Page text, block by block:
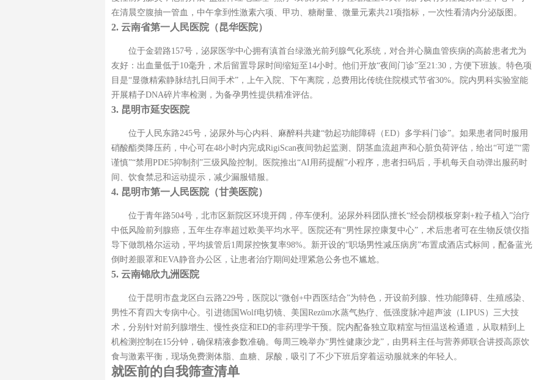
在清晨空腹抽一管血，中午拿到性激素六项、甲功、糖耐量、微量元素共21项指标，一次性看清内分泌版图。
2. 云南省第一人民医院（昆华医院）
位于金碧路157号，泌尿医学中心拥有滇首台绿激光前列腺气化系统，对合并心脑血管疾病的高龄患者尤为
友好：出血量低于10毫升，术后留置导尿时间缩短至14小时。他们开放“夜间门诊”至21:30，方便下班族。特色项
目是“显微精索静脉结扎日间手术”，上午入院、下午离院，总费用比传统住院模式节省30%。院内男科实验室能
开展精子DNA碎片率检测，为备孕男性提供精准评估。
3. 昆明市延安医院
位于人民东路245号，泌尿外与心内科、麻醉科共建“勃起功能障碍（ED）多学科门诊”。如果患者同时服用
硝酸酯类降压药，中心可在48小时内完成RigiScan夜间勃起监测、阴茎血流超声和心脏负荷评估，给出“可逆”“需
谨慎”“禁用PDE5抑制剂”三级风险控制。医院推出“AI用药提醒”小程序，患者扫码后，手机每天自动弹出服药时
间、饮食禁忌和运动提示，减少漏服错服。
4. 昆明市第一人民医院（甘美医院）
位于青年路504号，北市区新院区环境开阔，停车便利。泌尿外科团队擅长“经会阴模板穿刺+粒子植入”治疗
中低风险前列腺癌，五年生存率超过欧美平均水平。医院还有“男性尿控康复中心”，术后患者可在生物反馈仪指
导下做凯格尔运动，平均拔管后1周尿控恢复率98%。新开设的“职场男性减压病房”布置成酒店式标间，配备蓝光
倒时差眼罩和EVA静音办公区，让患者治疗期间处理紧急公务也不尴尬。
5. 云南锦欣九洲医院
位于昆明市盘龙区白云路229号，医院以“微创+中西医结合”为特色，开设前列腺、性功能障碍、生殖感染、
男性不育四大专病中心。引进德国Wolf电切镜、美国Rezūm水蒸气热疗、低强度脉冲超声波（LIPUS）三大技
术，分别针对前列腺增生、慢性炎症和ED的非药理学干预。院内配备独立取精室与恒温送检通道，从取精到上
机检测控制在15分钟，确保精液参数准确。每周三晚举办“男性健康沙龙”，由男科主任与营养师联合讲授高原饮
食与激素平衡，现场免费测体脂、血糖、尿酸，吸引了不少下班后穿着运动服就来的年轻人。
就医前的自我筛查清单